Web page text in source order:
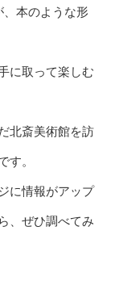
本のような形
に取って楽しむ
北斎美術館を訪
す。
に情報がアップ
、ぜひ調べてみ